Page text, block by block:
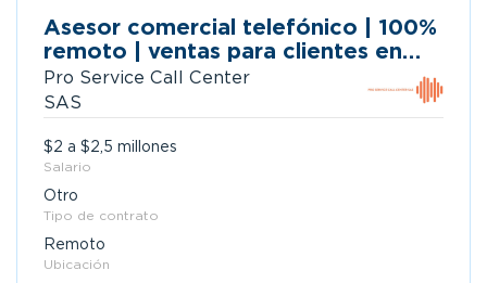
Asesor comercial telefónico | 100%
remoto | ventas para clientes en
españa y latinoamerica
Pro Service Call Center
SAS
$2 a $2,5 millones
Salario
Otro
Tipo de contrato
Remoto
Ubicación